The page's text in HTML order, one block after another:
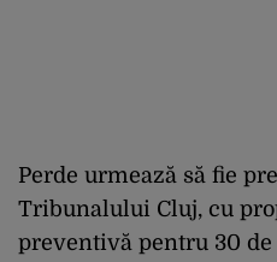
Perde urmează să fie
Tribunalului Cluj, cu
preventivă pentru 30